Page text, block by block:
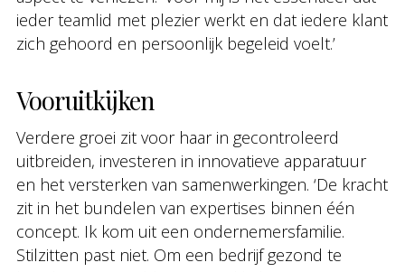
ieder teamlid met plezier werkt en dat iedere klant
zich gehoord en persoonlijk begeleid voelt.’
Vooruitkijken
Verdere groei zit voor haar in gecontroleerd
uitbreiden, investeren in innovatieve apparatuur
en het versterken van samenwerkingen. ‘De kracht
zit in het bundelen van expertises binnen één
concept. Ik kom uit een ondernemersfamilie.
Stilzitten past niet. Om een bedrijf gezond te